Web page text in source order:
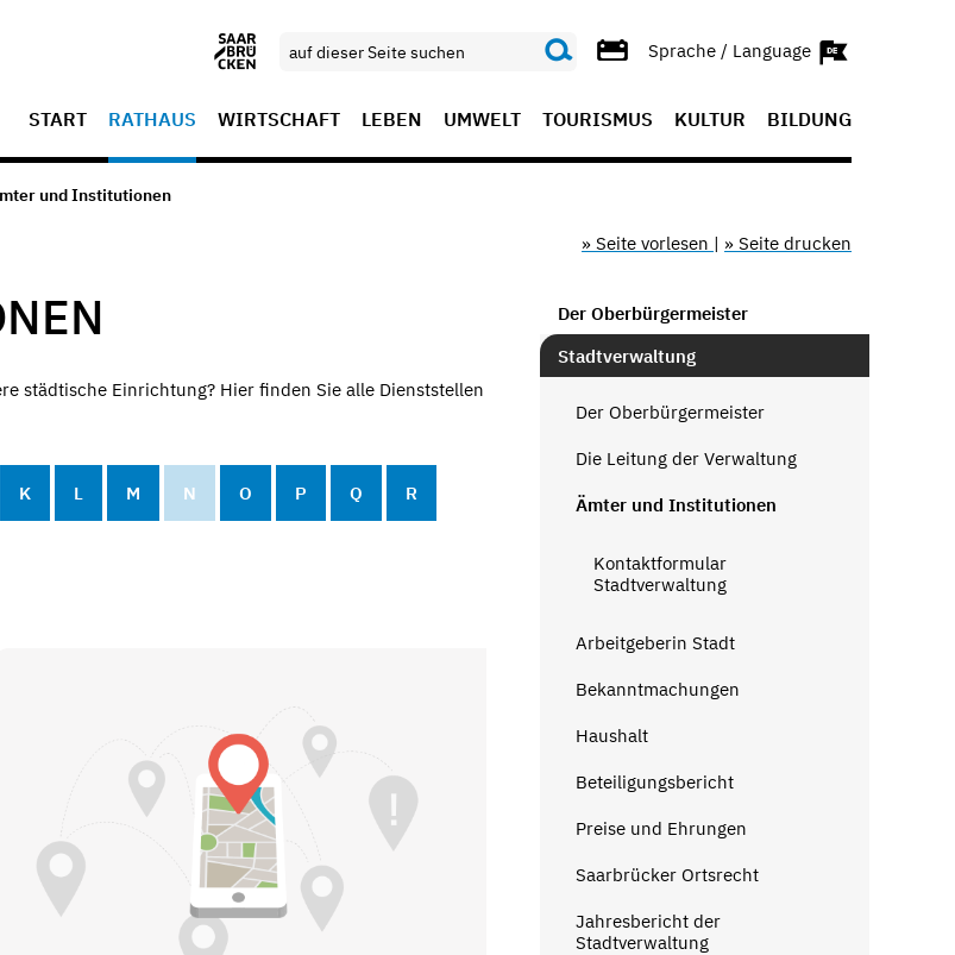
Sprache / Language
START RATHAUS WIRTSCHAFT LEBEN UMWELT TOURISMUS KULTUR BILDUNG
und Institutionen
» Seite vorlesen | » Seite drucken
städtische Einrichtung? Hier finden Sie alle Dienststellen
K L M N O P Q R
Der Oberbürgermeister
Stadtverwaltung
Der Oberbürgermeister
Die Leitung der Verwaltung
Ämter und Institutionen
Kontaktformular
Stadtverwaltung
Arbeitgeberin Stadt
Bekanntmachungen
Haushalt
Beteiligungsbericht
Preise und Ehrungen
Saarbrücker Ortsrecht
Jahresbericht der
Stadtverwaltung